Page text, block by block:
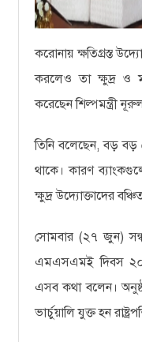
করোনায় ক্ষতিগ্রস্ত
করলেও তা ক্ষুদ্র ও
করেছেন শিল্পমন্ত্রী
তিনি বলেছেন, বড় বড়
থাকে। কারণ
ক্ষুদ্র উদ্যোক্তাদের
সোমবার (২৭ জুন)
এমএসএমই দিবস
এসব কথা বলেন।
ভার্চুয়ালি যুক্ত হন